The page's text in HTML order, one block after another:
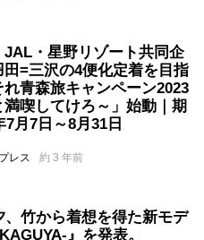
JAL・星野リゾート共同企
=三沢の4便化定着を目指
青森旅キャンペーン2023
満喫してけろ～」始動｜期
7月7日～8月31日
レス 約 3 年前
、竹から着想を得た新モデ
』を発表。